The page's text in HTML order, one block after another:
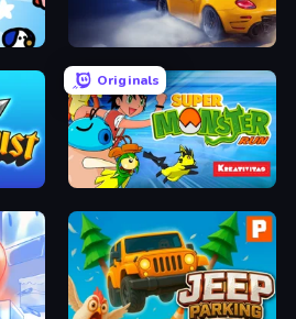
Rush Hour
Originals
Super Monster Run